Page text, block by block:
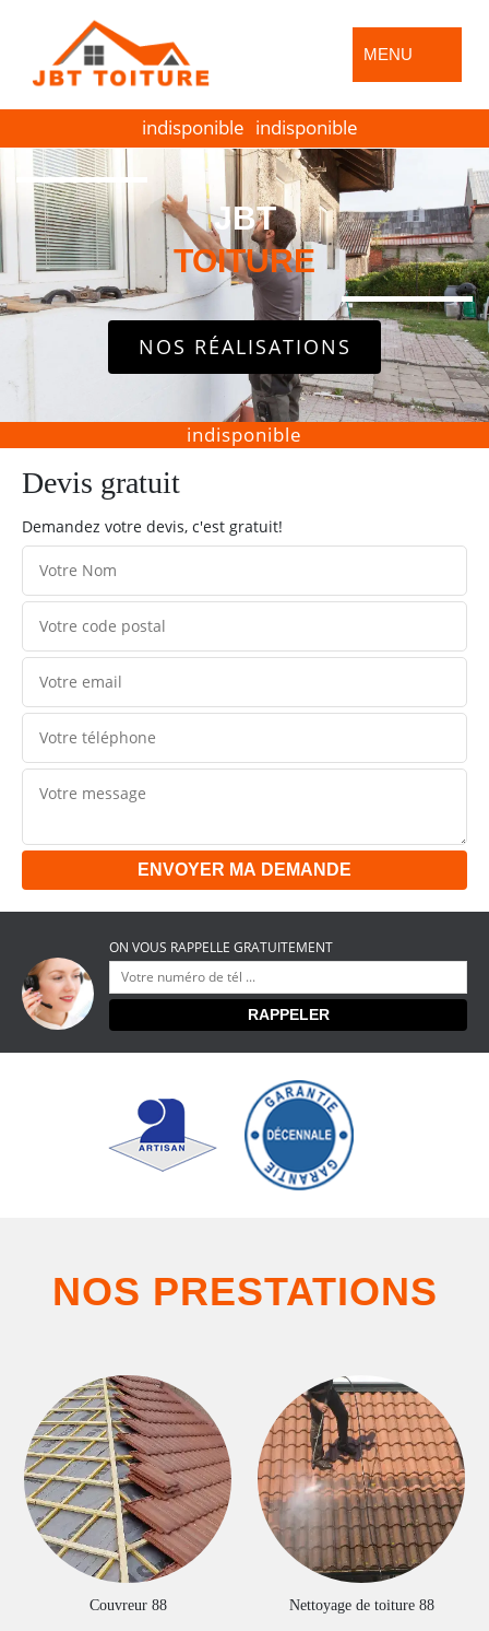
MENU
indisponible indisponible
JBT
TOITURE
NOS RÉALISATIONS
indisponible
Devis gratuit
Demandez votre devis, c'est gratuit!
ON VOUS RAPPELLE GRATUITEMENT
NOS PRESTATIONS
Couvreur 88 Nettoyage de toiture 88